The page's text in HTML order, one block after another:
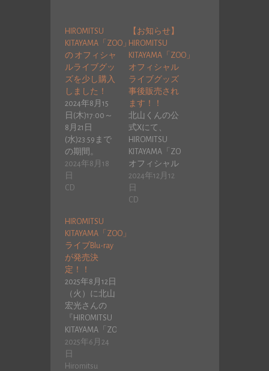
HIROMITSU
KITAYAMA「ZOO」
の オフィシャ
ルライブグッ
ズを少し購入
しました！
2024年8月15
日(木)17:00～
8月21日
(水)23:59まで
の期間。
「HIROMITSU
K…
2024年8月18
日
CD
【お知らせ】
HIROMITSU
KITAYAMA「ZOO」
オフィシャル
ライブグッズ
事後販売され
ます！！
北山くんの公
式Xにて、
HIROMITSU
KITAYAMA「ZOO」
オフィシャル
ライブグッズ
事後…
2024年12月12
日
CD
HIROMITSU
KITAYAMA「ZOO」
ライブBlu-ray
が発売決
定！！
2025年8月12日
（火）に北山
宏光さんの
『HIROMITSU
KITAYAMA「ZOO」
ライブB…
2025年6月24
日
Hiromitsu